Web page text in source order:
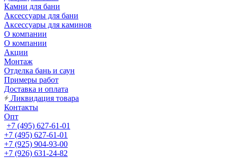
Камни для бани
Аксессуары для бани
Аксессуары для каминов
О компании
О компании
Акции
Монтаж
Отделка бань и саун
Примеры работ
Доставка и оплата
Ликвидация товара
Контакты
Опт
+7 (495) 627-61-01
+7 (495) 627-61-01
+7 (925) 904-93-00
+7 (926) 631-24-82